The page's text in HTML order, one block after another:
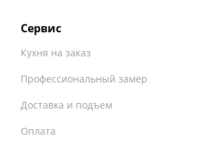
Сервис
Кухня на заказ
Профессиональный замер
Доставка и подъем
Оплата